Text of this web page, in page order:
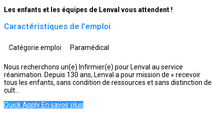
Les enfants et les équipes de Lenval vous attendent !
Caractéristiques de l'emploi
Catégorie emploi Paramédical
Nous recherchons un(e) Infirmier(e) pour Lenval au service
réanimation. Depuis 130 ans, Lenval a pour mission de « recevoir
tous les enfants, sans condition de ressources et sans distinction de
cult...
Quick Apply En savoir plus